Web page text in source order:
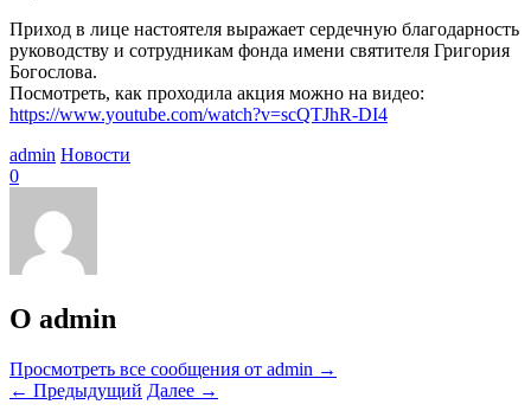
Приход в лице настоятеля выражает сердечную благодарность
руководству и сотрудникам фонда имени святителя Григория
Богослова.
Посмотреть, как проходила акция можно на видео:
https://www.youtube.com/watch?v=scQTJhR-DI4
admin Новости
0
О admin
Просмотреть все сообщения от admin →
← Предыдущий Далее →